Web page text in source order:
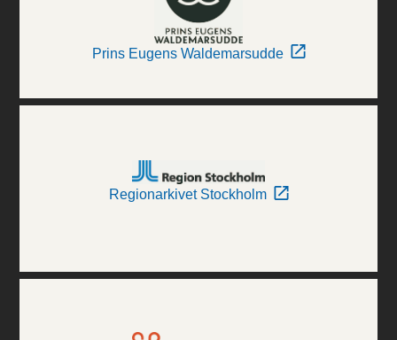
Prins Eugens Waldemarsudde
Regionarkivet Stockholm